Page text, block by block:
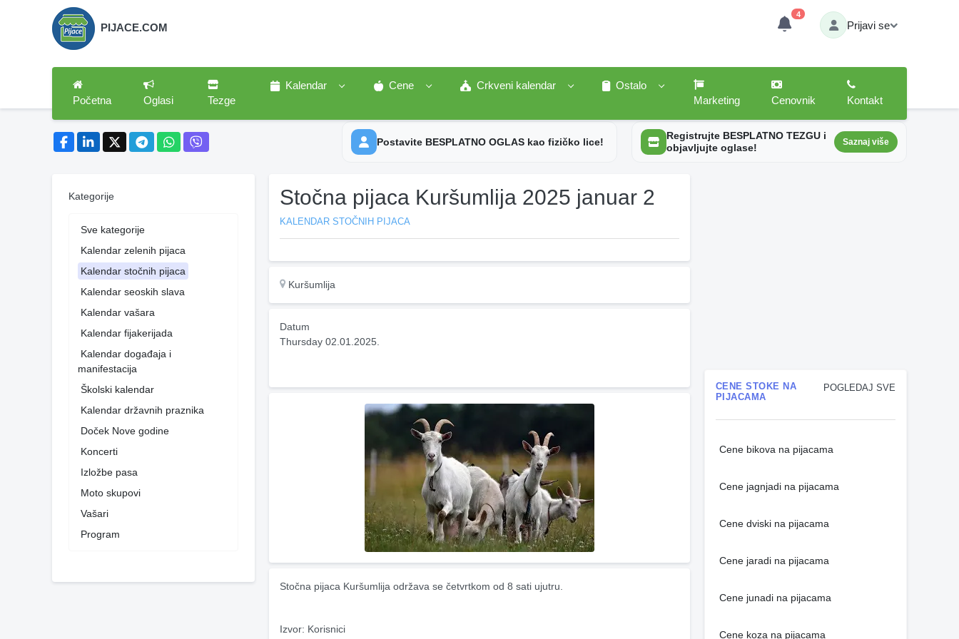
PIJACE.COM
4
Prijavi se
Početna Oglasi Tezge
Kalendar Cene Crkveni kalendar
Ostalo
Marketing
Cenovnik Kontakt
Postavite BESPLATNO OGLAS kao fizičko lice!
Registrujte BESPLATNO TEZGU i
objavljujte oglase!
Saznaj više
Kategorije
Sve kategorije
Kalendar zelenih pijaca
Kalendar stočnih pijaca
Kalendar seoskih slava
Kalendar vašara
Kalendar fijakerijada
Kalendar događaja i
manifestacija
Školski kalendar
Kalendar državnih praznika
Doček Nove godine
Koncerti
Izložbe pasa
Moto skupovi
Vašari
Program
Stočna pijaca Kuršumlija 2025 januar 2
KALENDAR STOČNIH PIJACA
Kuršumlija
Datum
Thursday 02.01.2025.
Stočna pijaca Kuršumlija održava se četvrtkom od 8 sati ujutru.
Izvor: Korisnici
POGLEDAJ SVE
CENE STOKE NA
PIJACAMA
Cene bikova na pijacama
Cene jagnjadi na pijacama
Cene dviski na pijacama
Cene jaradi na pijacama
Cene junadi na pijacama
Cene koza na pijacama